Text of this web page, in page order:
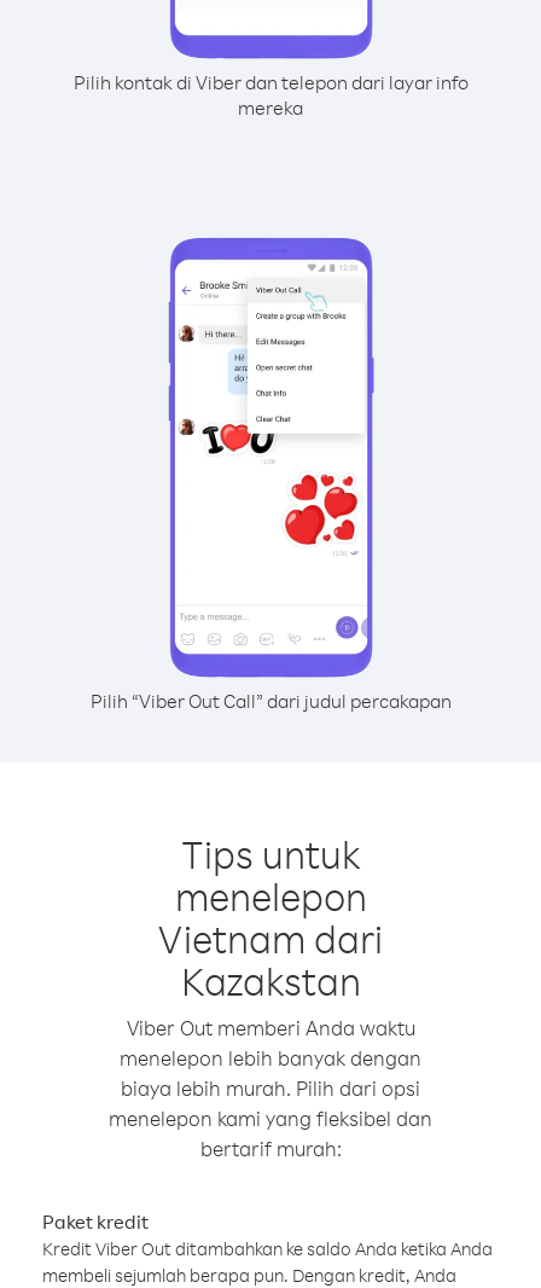
Pilih kontak di Viber dan telepon dari layar info
mereka
Pilih “Viber Out Call” dari judul percakapan
Tips untuk
menelepon
Vietnam dari
Kazakstan
Viber Out memberi Anda waktu
menelepon lebih banyak dengan
biaya lebih murah. Pilih dari opsi
menelepon kami yang fleksibel dan
bertarif murah:
Paket kredit
Kredit Viber Out ditambahkan ke saldo Anda ketika Anda
membeli sejumlah berapa pun. Dengan kredit, Anda